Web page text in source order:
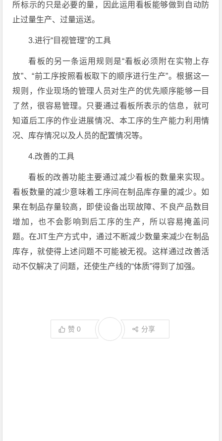
所标示的只是必要的量，因此运用看板能够做到自动防
止过量生产、过量运送。
3.进行“目视管理”的工具
看板的另一条运用规则是“看板必须附在实物上存
放”、“前工序按照看板取下的顺序进行生产”。根据这一
规则，作业现场的管理人员对生产的优先顺序能够一目
了然，很容易管理。只要通过看板所表示的信息，就可
知道后工序的作业进展情况、本工序的生产能力利用情
况、库存情况以及人员的配置情况等。
4.改善的工具
看板的改善功能主要通过减少看板的数量来实现。
看板数量的减少意味着工序间在制品库存量的减少。如
果在制品存量较高，即使设备出现故障、不良产品数目
增加，也不会影响到后工序的生产，所以容易掩盖问
题。在JIT生产方式中，通过不断减少数量来减少在制品
库存，就使得上述问题不可能被无视。这样通过改善活
动不仅解决了问题，还使生产线的“体质”得到了加强。
赞0 分享